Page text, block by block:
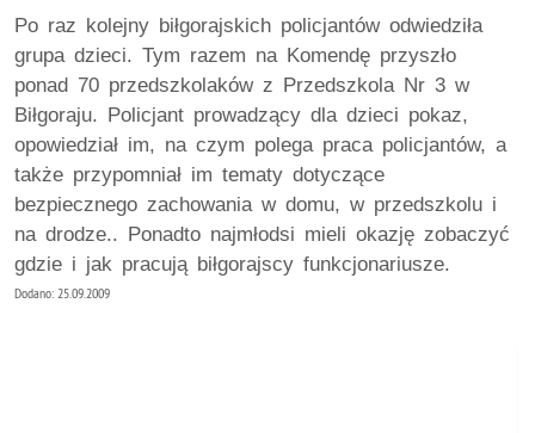
Po raz kolejny biłgorajskich policjantów odwiedziła
grupa dzieci. Tym razem na Komendę przyszło
ponad 70 przedszkolaków z Przedszkola Nr 3 w
Biłgoraju. Policjant prowadzący dla dzieci pokaz,
opowiedział im, na czym polega praca policjantów, a
także przypomniał im tematy dotyczące
bezpiecznego zachowania w domu, w przedszkolu i
na drodze.. Ponadto najmłodsi mieli okazję zobaczyć
gdzie i jak pracują biłgorajscy funkcjonariusze.
Dodano: 25.09.2009